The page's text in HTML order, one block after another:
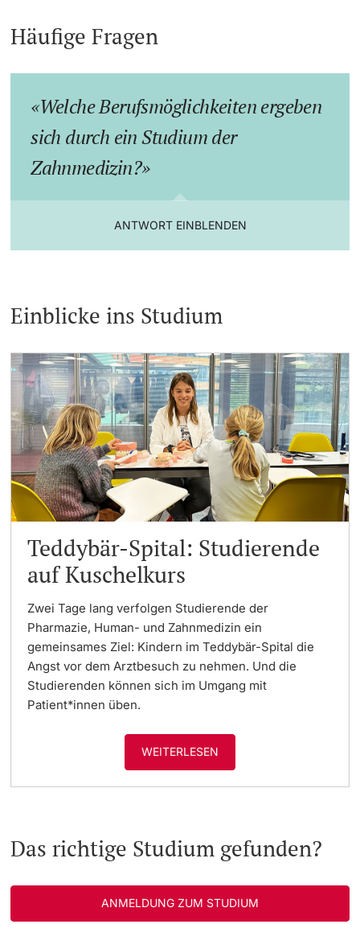
Häufige Fragen
Welche Berufsmöglichkeiten ergeben
sich durch ein Studium der
Zahnmedizin?
ANTWORT EINBLENDEN
Einblicke ins Studium
Teddybär-Spital: Studierende
auf Kuschelkurs
Zwei Tage lang verfolgen Studierende der
Pharmazie, Human- und Zahnmedizin ein
gemeinsames Ziel: Kindern im Teddybär-Spital die
Angst vor dem Arztbesuch zu nehmen. Und die
Studierenden können sich im Umgang mit
Patient*innen üben.
WEITERLESEN
Das richtige Studium gefunden?
ANMELDUNG ZUM STUDIUM